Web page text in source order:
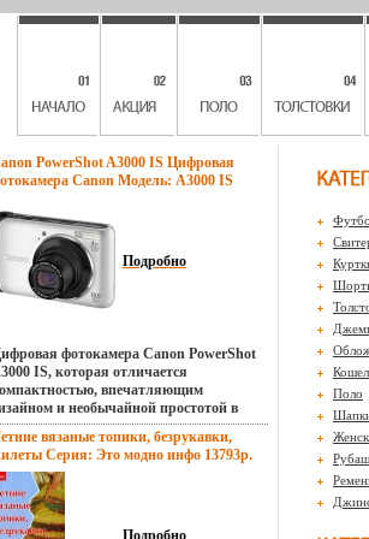
PowerShot A3000 IS Цифровая
Canon Модель: A3000 IS
Подробно
фотокамера Canon PowerShot
IS, которая отличается
впечатляющим
и необычайной простотой в
Оснащённая рядом
и удобных для
функцбьлшщий, эта модель
получать исключительное
от процесса фотосъёмки Она
владельцам создавать
снимки, затрачивая при
вязаные топики, безрукавки,
Серия: Это модно инфо 13793p.
Подробно
Поло